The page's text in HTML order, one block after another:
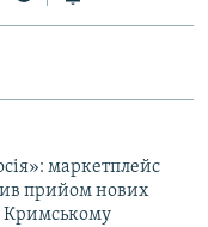
маркетплейс
прийом нових
Кримському